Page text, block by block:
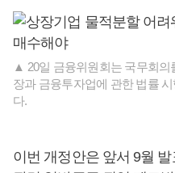
▲ 20일 금융위원회는 국무회의
장과 금융투자업에 관한 법률
다.
이번 개정안은 앞서 9월